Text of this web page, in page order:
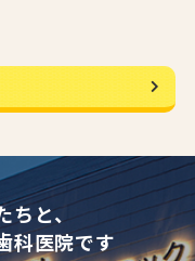
ちと、
科医院です